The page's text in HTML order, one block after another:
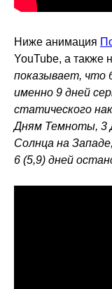
Ниже анимация
YouTube, а также
показывает, что
именно 9 дней
статического
Дням Темноты, 3
Солнца на
6 (5,9) дней